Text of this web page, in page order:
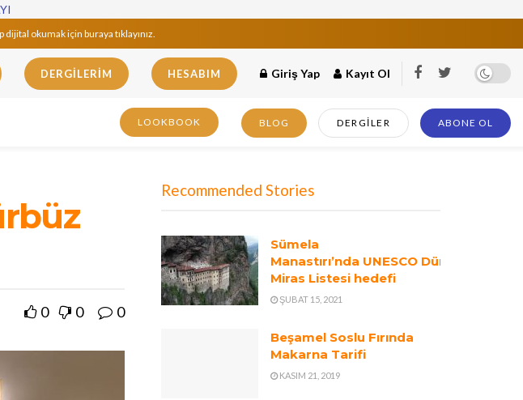
dijital okumak için buraya tıklayınız.
DERGILERIM HESABIM Giriş Yap Kayıt Ol
LOOKBOOK BLOG DERGILER ABONE OL
0 0 0
Recommended Stories
Sümela
Manastırı’nda UNESCO Dünya
Miras Listesi hedefi
ŞUBAT 15, 2021
Beşamel Soslu Fırında
Makarna Tarifi
KASIM 21, 2019